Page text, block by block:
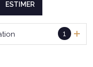
ESTIMER
1